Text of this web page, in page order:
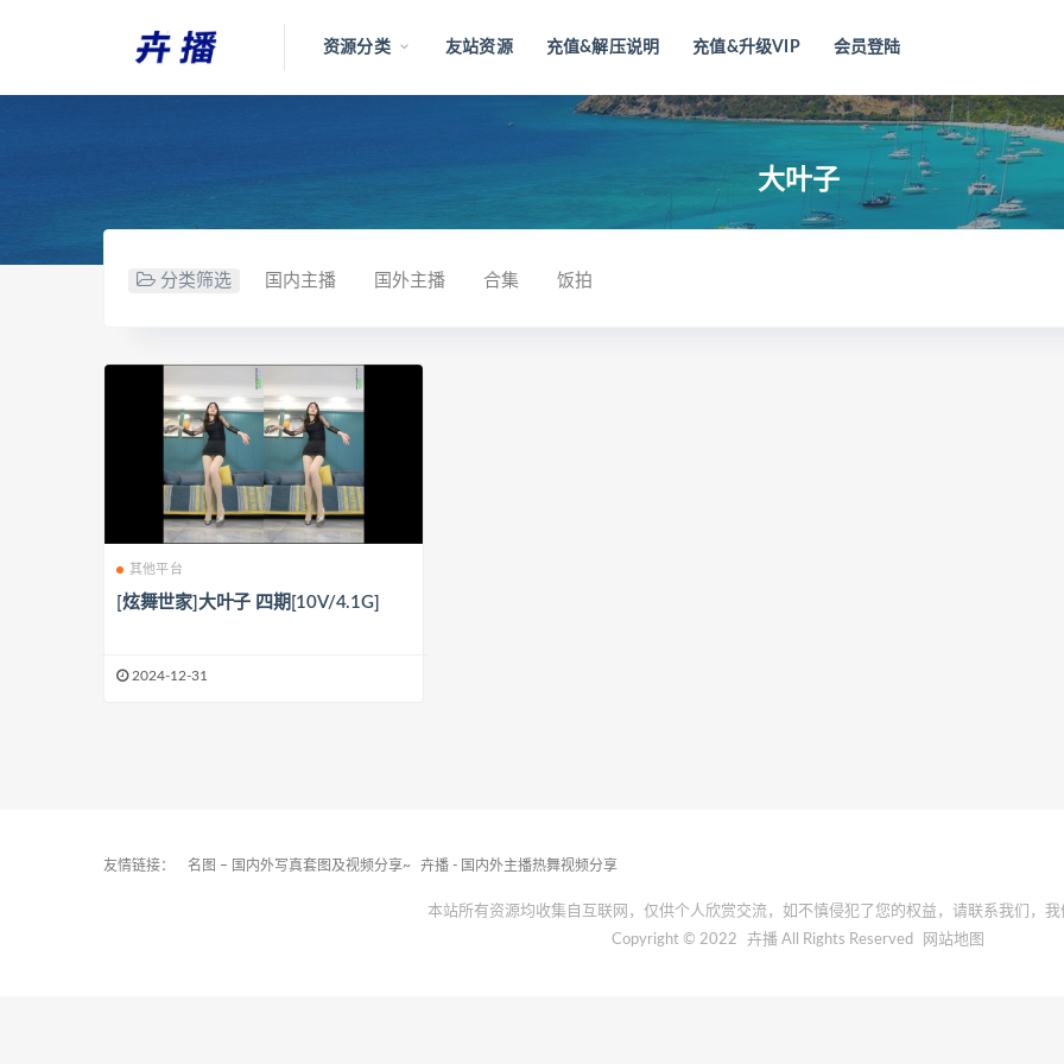
资源分类 友站资源 充值&解压说明 充值&升级VIP 会员登陆
大叶子
分类筛选 国内主播 国外主播 合集 饭拍
其他平台
[炫舞世家]大叶子 四期[10V/4.1G]
2024-12-31
友情链接： 名图 – 国内外写真套图及视频分享~ 卉播 - 国内外主播热舞视频分享
本站所有资源均收集自互联网，仅供个人欣赏交流，如不慎侵犯了您的权益，请联系我们，我
Copyright © 2022
卉播 All Rights Reserved 网站地图